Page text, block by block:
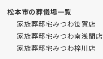
松本市の葬儀場一覧
家族葬邸宅みつわ笹賀店
家族葬邸宅みつわ南浅間店
家族葬邸宅みつわ梓川店